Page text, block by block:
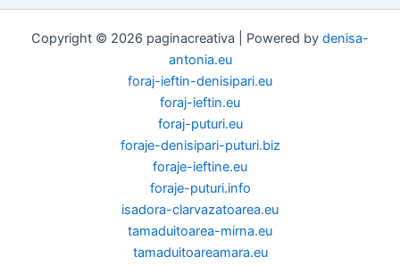
Copyright © 2026 paginacreativa | Powered by denisa-
antonia.eu
foraj-ieftin-denisipari.eu
foraj-ieftin.eu
foraj-puturi.eu
foraje-denisipari-puturi.biz
foraje-ieftine.eu
foraje-puturi.info
isadora-clarvazatoarea.eu
tamaduitoarea-mirna.eu
tamaduitoareamara.eu